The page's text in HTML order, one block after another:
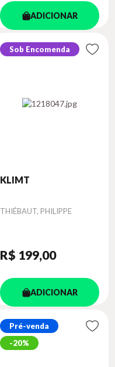
ADICIONAR
Sob Encomenda
KLIMT
Autor
THIÉBAUT, PHILIPPE
R$ 199,00
ADICIONAR
Pré-venda
20%